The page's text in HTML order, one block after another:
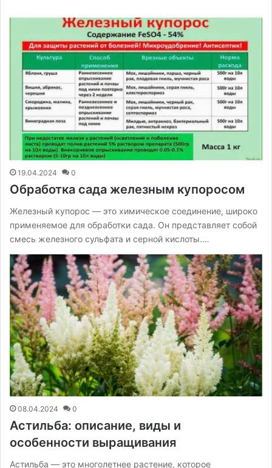
19.04.2024 0
Обработка сада железным купоросом
Железный купорос — это химическое соединение, широко
применяемое для обработки сада. Он представляет собой
смесь железного сульфата и серной кислоты.…
08.04.2024 0
Астильба: описание, виды и
особенности выращивания
Астильба — это многолетнее растение, которое